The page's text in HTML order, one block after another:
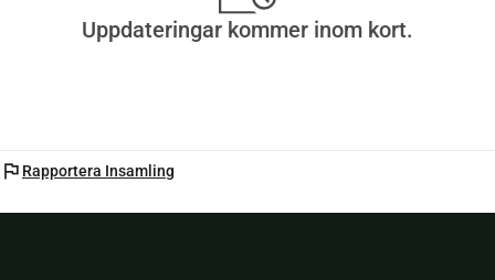
Uppdateringar kommer inom kort.
flag Rapportera Insamling